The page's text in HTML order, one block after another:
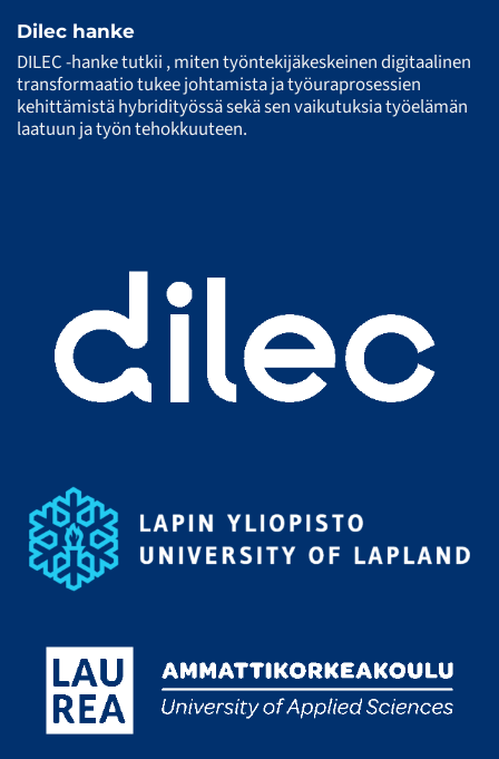
Dilec hanke
DILEC -hanke tutkii , miten työntekijäkeskeinen digitaalinen
transformaatio tukee johtamista ja työuraprosessien
kehittämistä hybridityössä sekä sen vaikutuksia työelämän
laatuun ja työn tehokkuuteen.